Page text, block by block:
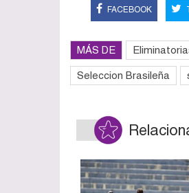
FACEBOOK
MÁS DE
Seleccion Brasileña